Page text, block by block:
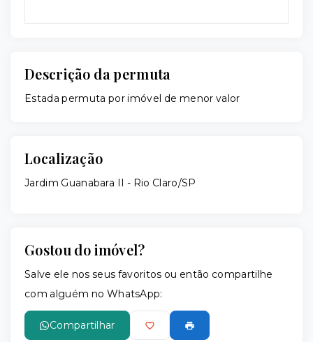
Descrição da permuta
Estada permuta por imóvel de menor valor
Localização
Jardim Guanabara II - Rio Claro/SP
Gostou do imóvel?
Salve ele nos seus favoritos ou então compartilhe
com alguém no WhatsApp:
Compartilhar